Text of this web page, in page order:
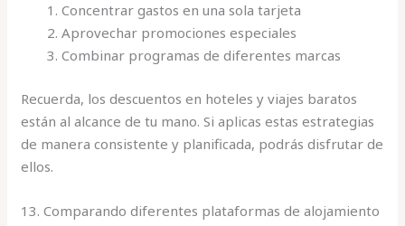
Concentrar gastos en una sola tarjeta
Aprovechar promociones especiales
Combinar programas de diferentes marcas
Recuerda, los descuentos en hoteles y viajes baratos
están al alcance de tu mano. Si aplicas estas estrategias
de manera consistente y planificada, podrás disfrutar de
ellos.
13. Comparando diferentes plataformas de alojamiento